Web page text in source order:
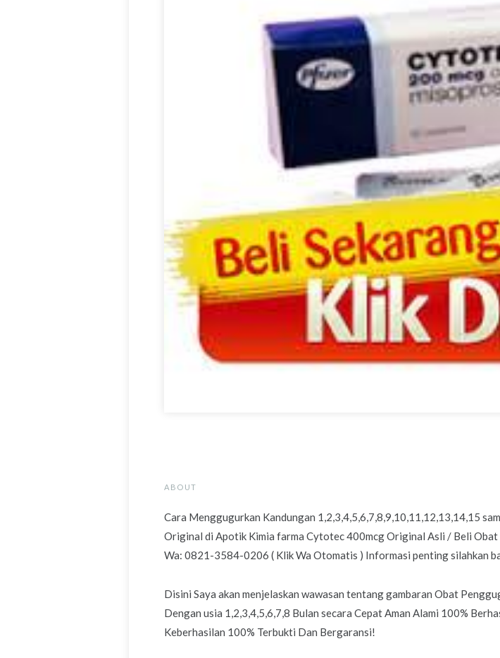
ABOUT
Cara Menggugurkan Kandungan 1,2,3,4,5,6,7,8,9,10,11,12,13,14,15
Original di Apotik Kimia farma Cytotec 400mcg Original Asli / Beli
Wa: 0821-3584-0206 ( Klik Wa Otomatis ) Informasi penting silahkan
Disini Saya akan menjelaskan wawasan tentang gambaran Obat
Dengan usia 1,2,3,4,5,6,7,8 Bulan secara Cepat Aman Alami 100%
Keberhasilan 100% Terbukti Dan Bergaransi!